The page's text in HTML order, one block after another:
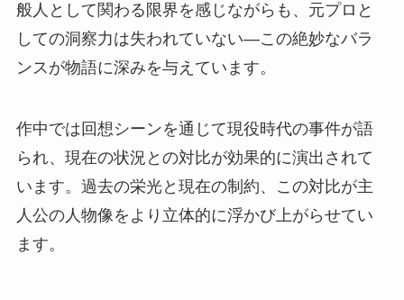
般人として関わる限界を感じながらも、元プロと
しての洞察力は失われていない—この絶妙なバラ
ンスが物語に深みを与えています。
作中では回想シーンを通じて現役時代の事件が語
られ、現在の状況との対比が効果的に演出されて
います。過去の栄光と現在の制約、この対比が主
人公の人物像をより立体的に浮かび上がらせてい
ます。